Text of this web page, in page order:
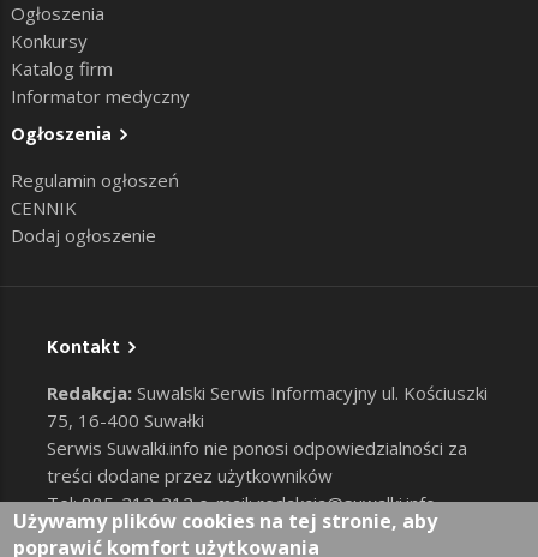
Ogłoszenia
Konkursy
Katalog firm
Informator medyczny
Ogłoszenia
Regulamin ogłoszeń
CENNIK
Dodaj ogłoszenie
Kontakt
Redakcja: Suwalski Serwis Informacyjny ul. Kościuszki
75, 16-400 Suwałki
Serwis Suwalki.info nie ponosi odpowiedzialności za
treści dodane przez użytkowników
Tel: 885-212-212 e-mail:redakcja@suwalki.info,
reklama@suwalki.info
Używamy plików cookies na tej stronie, aby
poprawić komfort użytkowania